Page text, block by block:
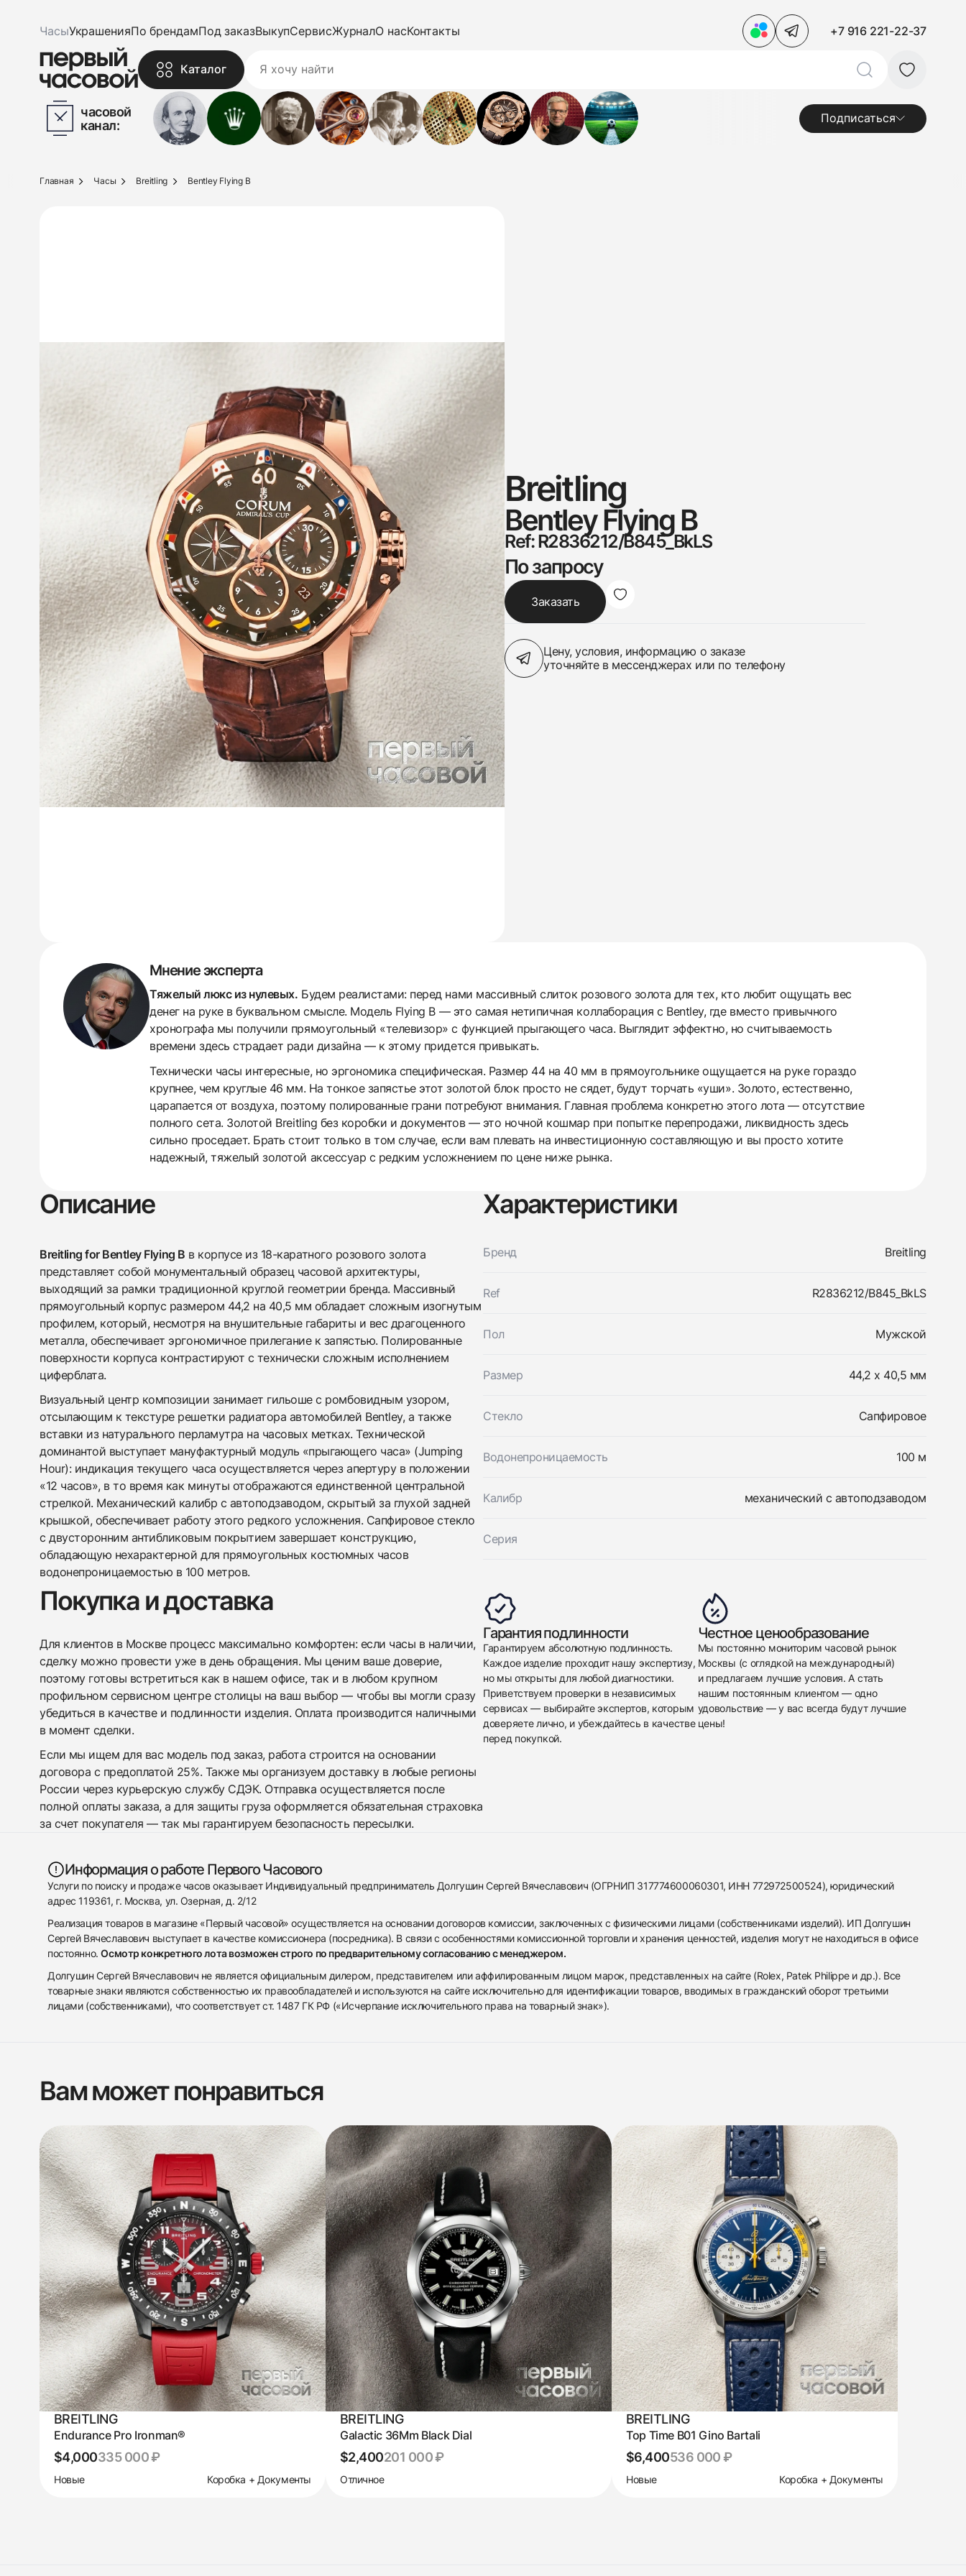
ЧасыУкрашенияПо брендамПод заказВыкупСервисЖурналО насКонтакты +7 916 221-22-37
Каталог
часовой
канал:
Подписаться
438
285
145
142
205
204
195
150
6
Главная Часы Breitling Bentley Flying B
Breitling
Bentley Flying B
Ref: R2836212/B845_BkLS
По запросу
Заказать
Цену, условия, информацию о заказе
уточняйте в мессенджерах или по телефону
Мнение эксперта
Тяжелый люкс из нулевых. Будем реалистами: перед нами массивный слиток розового золота для тех, кто любит ощущать вес
денег на руке в буквальном смысле. Модель Flying B — это самая нетипичная коллаборация с Bentley, где вместо привычного
хронографа мы получили прямоугольный «телевизор» с функцией прыгающего часа. Выглядит эффектно, но считываемость
времени здесь страдает ради дизайна — к этому придется привыкать.
Технически часы интересные, но эргономика специфическая. Размер 44 на 40 мм в прямоугольнике ощущается на руке гораздо
крупнее, чем круглые 46 мм. На тонкое запястье этот золотой блок просто не сядет, будут торчать «уши». Золото, естественно,
царапается от воздуха, поэтому полированные грани потребуют внимания. Главная проблема конкретно этого лота — отсутствие
полного сета. Золотой Breitling без коробки и документов — это ночной кошмар при попытке перепродажи, ликвидность здесь
сильно проседает. Брать стоит только в том случае, если вам плевать на инвестиционную составляющую и вы просто хотите
надежный, тяжелый золотой аксессуар с редким усложнением по цене ниже рынка.
Описание
Breitling for Bentley Flying B в корпусе из 18-каратного розового золота
представляет собой монументальный образец часовой архитектуры,
выходящий за рамки традиционной круглой геометрии бренда. Массивный
прямоугольный корпус размером 44,2 на 40,5 мм обладает сложным изогнутым
профилем, который, несмотря на внушительные габариты и вес драгоценного
металла, обеспечивает эргономичное прилегание к запястью. Полированные
поверхности корпуса контрастируют с технически сложным исполнением
циферблата.
Визуальный центр композиции занимает гильоше с ромбовидным узором,
отсылающим к текстуре решетки радиатора автомобилей Bentley, а также
вставки из натурального перламутра на часовых метках. Технической
доминантой выступает мануфактурный модуль «прыгающего часа» (Jumping
Hour): индикация текущего часа осуществляется через апертуру в положении
«12 часов», в то время как минуты отображаются единственной центральной
стрелкой. Механический калибр с автоподзаводом, скрытый за глухой задней
крышкой, обеспечивает работу этого редкого усложнения. Сапфировое стекло
с двусторонним антибликовым покрытием завершает конструкцию,
обладающую нехарактерной для прямоугольных костюмных часов
водонепроницаемостью в 100 метров.
Характеристики
Бренд Breitling
Ref R2836212/B845_BkLS
Пол Мужской
Размер 44,2 x 40,5 мм
Стекло Сапфировое
Водонепроницаемость 100 м
Калибр механический с автоподзаводом
Серия
Покупка и доставка
Для клиентов в Москве процесс максимально комфортен: если часы в наличии,
сделку можно провести уже в день обращения. Мы ценим ваше доверие,
поэтому готовы встретиться как в нашем офисе, так и в любом крупном
профильном сервисном центре столицы на ваш выбор — чтобы вы могли сразу
убедиться в качестве и подлинности изделия. Оплата производится наличными
в момент сделки.
Если мы ищем для вас модель под заказ, работа строится на основании
договора с предоплатой 25%. Также мы организуем доставку в любые регионы
России через курьерскую службу СДЭК. Отправка осуществляется после
полной оплаты заказа, а для защиты груза оформляется обязательная страховка
за счет покупателя — так мы гарантируем безопасность пересылки.
Гарантия подлинности
Гарантируем абсолютную подлинность.
Каждое изделие проходит нашу экспертизу,
но мы открыты для любой диагностики.
Приветствуем проверки в независимых
сервисах — выбирайте экспертов, которым
доверяете лично, и убеждайтесь в качестве
перед покупкой.
Честное ценообразование
Мы постоянно мониторим часовой рынок
Москвы (с оглядкой на международный)
и предлагаем лучшие условия. А стать
нашим постоянным клиентом — одно
удовольствие — у вас всегда будут лучшие
цены!
Информация о работе Первого Часового
Услуги по поиску и продаже часов оказывает Индивидуальный предприниматель Долгушин Сергей Вячеславович (ОГРНИП 317774600060301, ИНН 772972500524), юридический
адрес 119361, г. Москва, ул. Озерная, д. 2/12
Реализация товаров в магазине «Первый часовой» осуществляется на основании договоров комиссии, заключенных с физическими лицами (собственниками изделий). ИП Долгушин
Сергей Вячеславович выступает в качестве комиссионера (посредника). В связи с особенностями комиссионной торговли и хранения ценностей, изделия могут не находиться в офисе
постоянно.Осмотр конкретного лота возможен строго по предварительному согласованию с менеджером.
Долгушин Сергей Вячеславович не является официальным дилером, представителем или аффилированным лицом марок, представленных на сайте (Rolex, Patek Philippe и др.). Все
товарные знаки являются собственностью их правообладателей и используются на сайте исключительно для идентификации товаров, вводимых в гражданский оборот третьими
лицами (собственниками), что соответствует ст. 1487 ГК РФ («Исчерпание исключительного права на товарный знак»).
Заказать эти часы
Оставьте ваши контактные данные и мы свяжемся с
вами
Breitling
Bentley Flying B
Хорошее
$10,850
Отправить заявку
Оставьте ваши контактные данные и мы свяжемся с
вами
Breitling
Bentley Flying B
$10,850
Приложите фото ваших часов…
Отправить заявку
Вам может понравиться
BREITLING
Endurance Pro Ironman®
$4,000335 000 ₽
Новые Коробка + Документы
BREITLING
Galactic 36Mm Black Dial
$2,400201 000 ₽
Отличное
BREITLING
Top Time B01 Gino Bartali
$6,400536 000 ₽
Новые Коробка + Документы